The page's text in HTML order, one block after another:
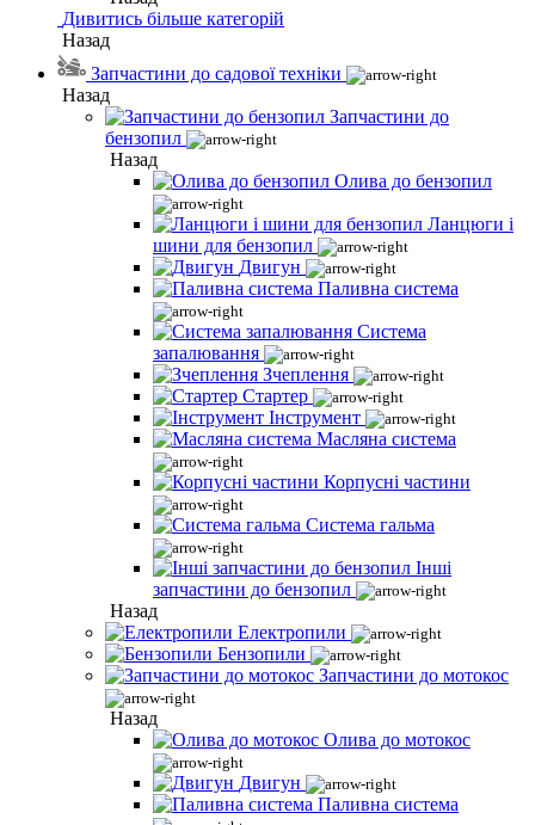
Дивитись більше категорій
Назад
Запчастини до садової техніки
Назад
Запчастини до
бензопил
Назад
Олива до бензопил
Ланцюги і
шини для бензопил
Двигун
Паливна система
Система
запалювання
Зчеплення
Стартер
Інструмент
Масляна система
Корпусні частини
Система гальма
Інші
запчастини до бензопил
Назад
Електропили
Бензопили
Запчастини до мотокос
Назад
Олива до мотокос
Двигун
Паливна система